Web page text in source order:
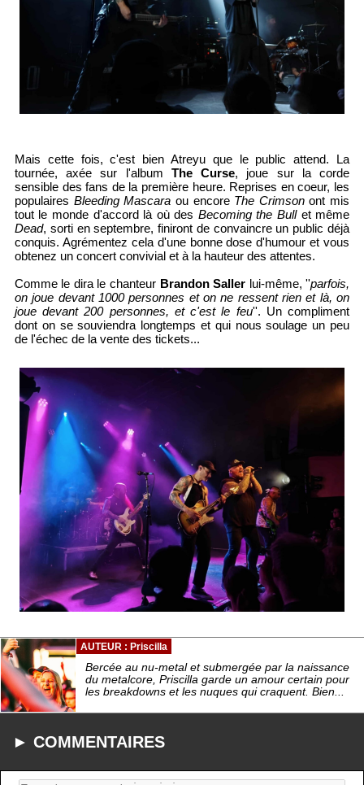
Mais cette fois, c'est bien Atreyu que le public attend. La
tournée, axée sur l'album The Curse, joue sur la corde
sensible des fans de la première heure. Reprises en coeur, les
populaires Bleeding Mascara ou encore The Crimsonont mis
tout le monde d'accord là où des Becoming the Bullet même
Dead, sorti en septembre, finiront de convaincre un public déjà
conquis. Agrémentez cela d'une bonne dose d'humour et vous
obtenez un concert convivial et à la hauteur des attentes.
Comme le dira le chanteur Brandon Saller lui-même, ''parfois,
on joue devant 1000 personnes et on ne ressent rien et là, on
joue devant 200 personnes, et c'est le feu''. Un compliment
dont on se souviendra longtemps et qui nous soulage un peu
de l'échec de la vente des tickets...
AUTEUR : Priscilla
Bercée au nu-metal et submergée par la naissance
du metalcore, Priscilla garde un amour certain pour
les breakdowns et les nuques qui craquent. Bien...
► COMMENTAIRES